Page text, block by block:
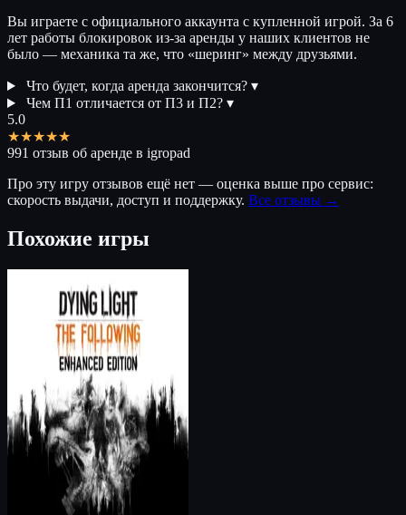
Вы играете с официального аккаунта с купленной игрой. За 6
лет работы блокировок из-за аренды у наших клиентов не
было — механика та же, что «шеринг» между друзьями.
Что будет, когда аренда закончится? ▾
Чем П1 отличается от П3 и П2? ▾
5.0
★★★★★
991 отзыв об аренде в igropad
Про эту игру отзывов ещё нет — оценка выше про сервис:
скорость выдачи, доступ и поддержку. Все отзывы →
Похожие игры